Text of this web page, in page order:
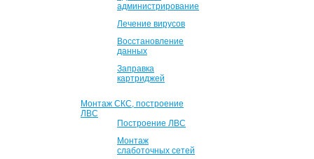
администрирование
Лечение вирусов
Восстановление
данных
Заправка
картриджей
Монтаж СКС, построение
ЛВС
Построение ЛВС
Монтаж
слаботочных сетей